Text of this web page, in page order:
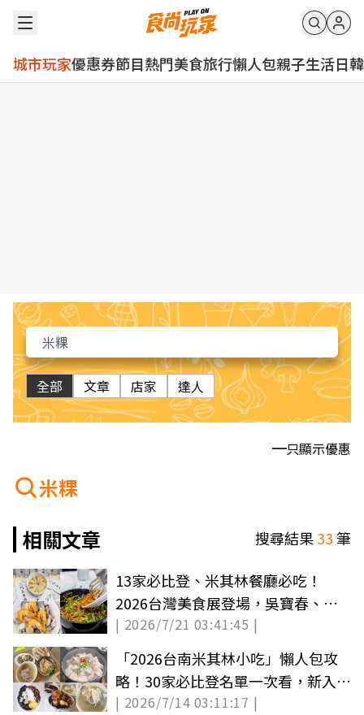
城市玩家優惠券節目熱門美食旅行懶人包親子生活日韓
全部 文章 店家 達人
只顯示優惠
米粿
相關文章
搜尋結果33筆
13家必比登、米其林餐廳必吃！
2026台灣美食展登場，吳寶春、阿
基師都來了
| 2026/7/21 03:41:45 |
「2026台南米其林小吃」懶人包攻
略！30家必比登名單一次看，新入選
３家必吃
| 2026/7/14 03:11:17 |